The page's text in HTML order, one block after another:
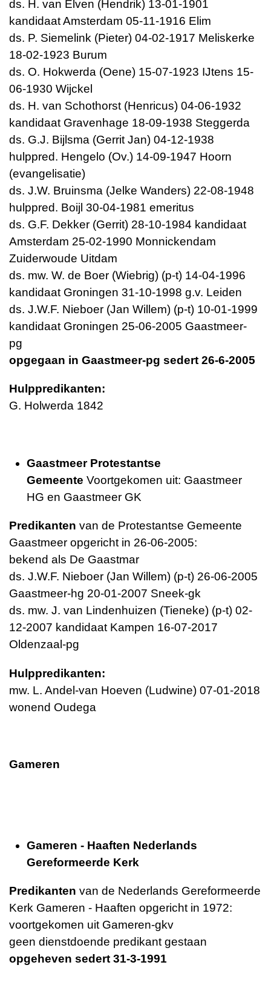
ds. H. van Elven (Hendrik) 13-01-1901
kandidaat Amsterdam 05-11-1916 Elim
ds. P. Siemelink (Pieter) 04-02-1917 Meliskerke
18-02-1923 Burum
ds. O. Hokwerda (Oene) 15-07-1923 IJtens 15-
06-1930 Wijckel
ds. H. van Schothorst (Henricus) 04-06-1932
kandidaat Gravenhage 18-09-1938 Steggerda
ds. G.J. Bijlsma (Gerrit Jan) 04-12-1938
hulppred. Hengelo (Ov.) 14-09-1947 Hoorn
(evangelisatie)
ds. J.W. Bruinsma (Jelke Wanders) 22-08-1948
hulppred. Boijl 30-04-1981 emeritus
ds. G.F. Dekker (Gerrit) 28-10-1984 kandidaat
Amsterdam 25-02-1990 Monnickendam
Zuiderwoude Uitdam
ds. mw. W. de Boer (Wiebrig) (p-t) 14-04-1996
kandidaat Groningen 31-10-1998 g.v. Leiden
ds. J.W.F. Nieboer (Jan Willem) (p-t) 10-01-1999
kandidaat Groningen 25-06-2005 Gaastmeer-
pg
opgegaan in Gaastmeer-pg sedert 26-6-2005
Hulppredikanten:
G. Holwerda 1842
Gaastmeer Protestantse
Gemeente Voortgekomen uit: Gaastmeer
HG en Gaastmeer GK
Predikanten van de Protestantse Gemeente
Gaastmeer opgericht in 26-06-2005:
bekend als De Gaastmar
ds. J.W.F. Nieboer (Jan Willem) (p-t) 26-06-2005
Gaastmeer-hg 20-01-2007 Sneek-gk
ds. mw. J. van Lindenhuizen (Tieneke) (p-t) 02-
12-2007 kandidaat Kampen 16-07-2017
Oldenzaal-pg
Hulppredikanten:
mw. L. Andel-van Hoeven (Ludwine) 07-01-2018
wonend Oudega
Gameren
Gameren - Haaften Nederlands
Gereformeerde Kerk
Predikanten van de Nederlands Gereformeerde
Kerk Gameren - Haaften opgericht in 1972:
voortgekomen uit Gameren-gkv
geen dienstdoende predikant gestaan
opgeheven sedert 31-3-1991